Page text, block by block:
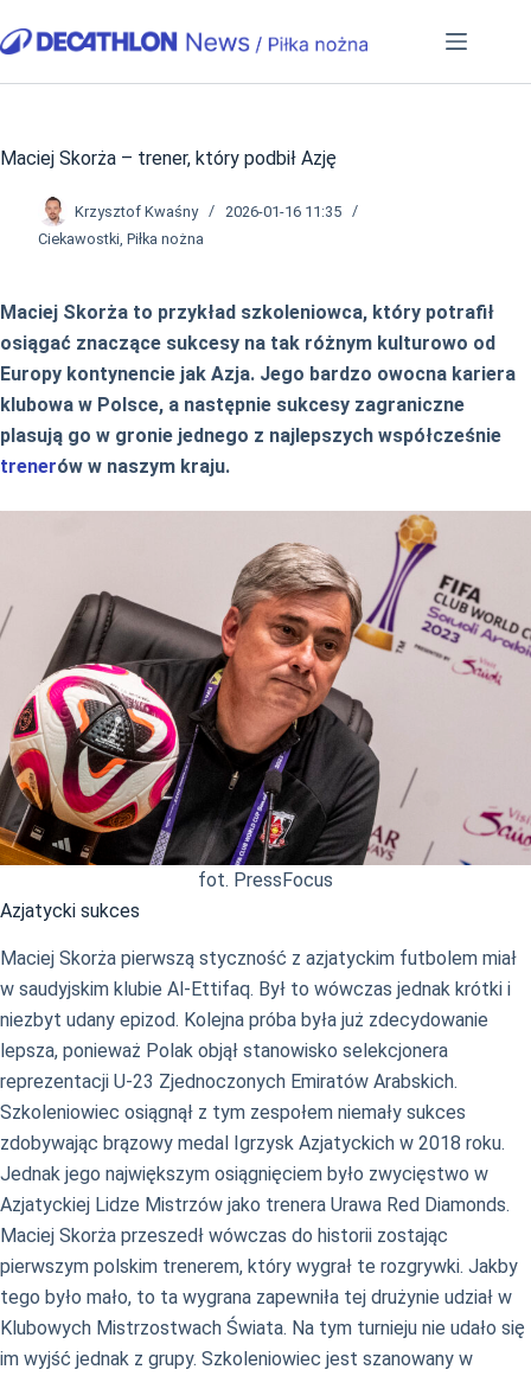
do
Maciej Skorża – trener, który podbił Azję
Krzysztof Kwaśny
2026-01-16 11:35
Ciekawostki, Piłka nożna
Maciej Skorża to przykład szkoleniowca, który potrafił
osiągać znaczące sukcesy na tak różnym kulturowo od
Europy kontynencie jak Azja. Jego bardzo owocna kariera
klubowa w Polsce, a następnie sukcesy zagraniczne
plasują go w gronie jednego z najlepszych współcześnie
trenerów w naszym kraju.
fot. PressFocus
Azjatycki sukces
Maciej Skorża pierwszą styczność z azjatyckim futbolem miał
w saudyjskim klubie Al-Ettifaq. Był to wówczas jednak krótki i
niezbyt udany epizod. Kolejna próba była już zdecydowanie
lepsza, ponieważ Polak objął stanowisko selekcjonera
reprezentacji U-23 Zjednoczonych Emiratów Arabskich.
Szkoleniowiec osiągnął z tym zespołem niemały sukces
zdobywając brązowy medal Igrzysk Azjatyckich w 2018 roku.
Jednak jego największym osiągnięciem było zwycięstwo w
Azjatyckiej Lidze Mistrzów jako trenera Urawa Red Diamonds.
Maciej Skorża przeszedł wówczas do historii zostając
pierwszym polskim trenerem, który wygrał te rozgrywki. Jakby
tego było mało, to ta wygrana zapewniła tej drużynie udział w
Klubowych Mistrzostwach Świata. Na tym turnieju nie udało się
im wyjść jednak z grupy. Szkoleniowiec jest szanowany w